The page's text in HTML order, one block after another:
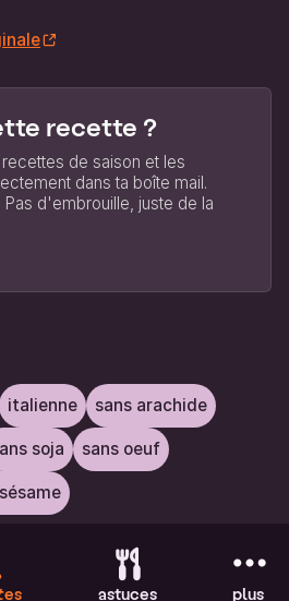
recette ?
de saison et les
dans ta boîte mail.
Pas d'embrouille, juste de la
italienne sans arachide
soja sans oeuf
astuces plus